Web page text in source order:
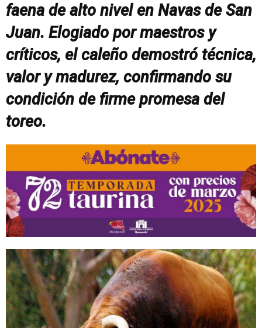
faena de alto nivel en Navas de San
Juan. Elogiado por maestros y
críticos, el caleño demostró técnica,
valor y madurez, confirmando su
condición de firme promesa del
toreo.